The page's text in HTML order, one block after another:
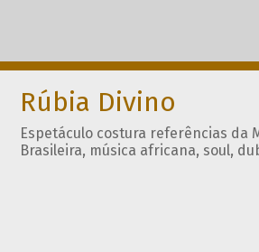
Rúbia Divino
Espetáculo costura referências da
Brasileira, música africana, soul,